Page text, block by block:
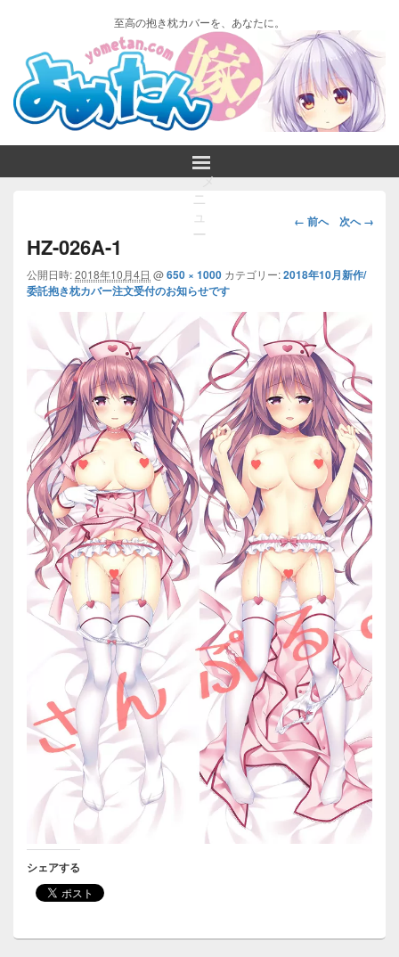
至高の抱き枕カバーを、あなたに。
メ
ニ
ュ
ー
画
ビ
ー
シ
ョ
ン
← 前へ 次へ →
HZ-026A-1
公開日時:2018年10月4日 @650 × 1000 カテゴリー:2018年10月新作/
委託抱き枕カバー注文受付のお知らせです
シェアする